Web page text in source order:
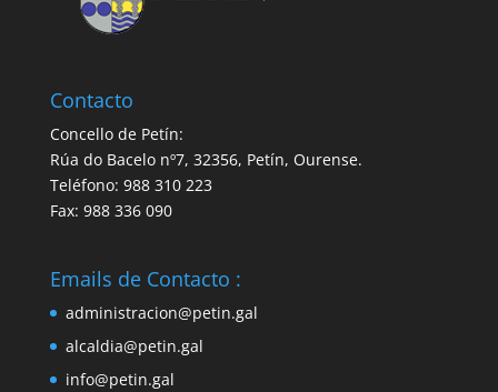
Contacto
Concello de Petín:
Rúa do Bacelo nº7, 32356, Petín, Ourense.
Teléfono: 988 310 223
Fax: 988 336 090
Emails de Contacto :
administracion@petin.gal
alcaldia@petin.gal
info@petin.gal